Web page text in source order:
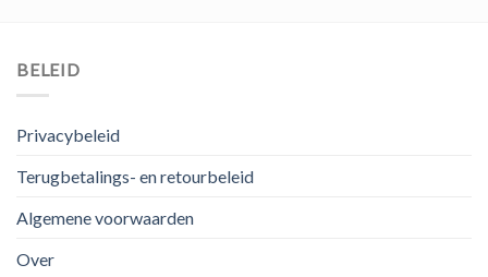
BELEID
Privacybeleid
Terugbetalings- en retourbeleid
Algemene voorwaarden
Over